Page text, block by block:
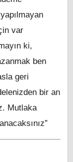
var
ki,
ben
geri
bir an
Mutlaka